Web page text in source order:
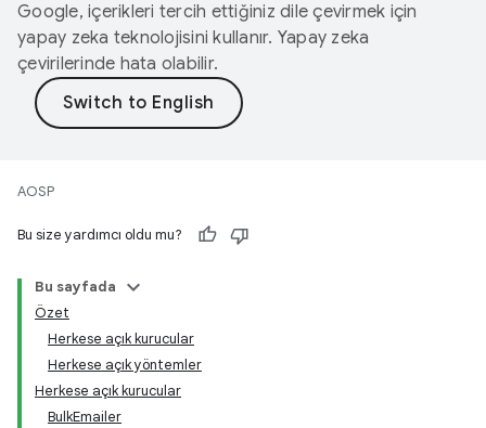
Google, içerikleri tercih ettiğiniz dile çevirmek için
yapay zeka teknolojisini kullanır. Yapay zeka
çevirilerinde hata olabilir.
AOSP
Bu size yardımcı oldu mu?
Bu sayfada
Özet
Herkese açık kurucular
Herkese açık yöntemler
Herkese açık kurucular
BulkEmailer